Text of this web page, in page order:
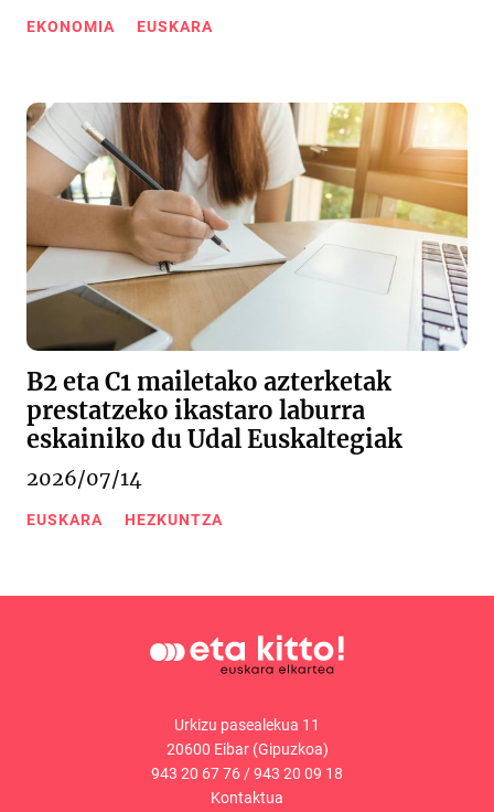
EKONOMIA EUSKARA
B2 eta C1 mailetako azterketak
prestatzeko ikastaro laburra
eskainiko du Udal Euskaltegiak
2026/07/14
EUSKARA HEZKUNTZA
Urkizu pasealekua 11
20600 Eibar (Gipuzkoa)
943 20 67 76/943 20 09 18
Kontaktua